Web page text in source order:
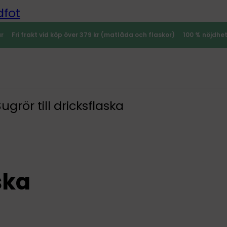
Fri frakt vid köp över 379 kr (matlåda och flaskor) 100 %
till dricksflaska